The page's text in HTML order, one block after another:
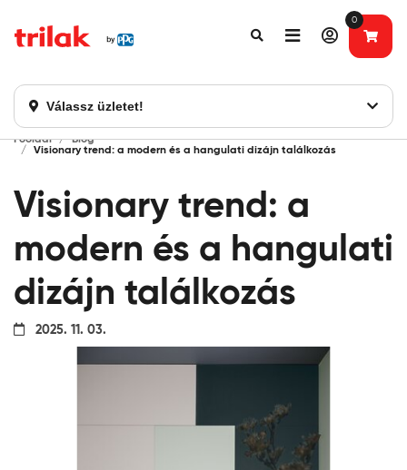
Válassz üzletet!
0
Fontos tájékoztatás!
Főoldal
Blog
Visionary trend: a modern és a hangulati dizájn találkozás
Visionary trend: a
modern és a hangulati
dizájn találkozás
2025. 11. 03.